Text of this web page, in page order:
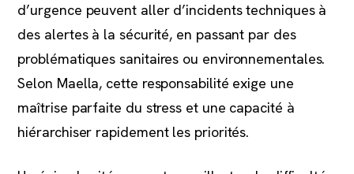
d’urgence peuvent aller d’incidents techniques à
des alertes à la sécurité, en passant par des
problématiques sanitaires ou environnementales.
Selon Maella, cette responsabilité exige une
maîtrise parfaite du stress et une capacité à
hiérarchiser rapidement les priorités.